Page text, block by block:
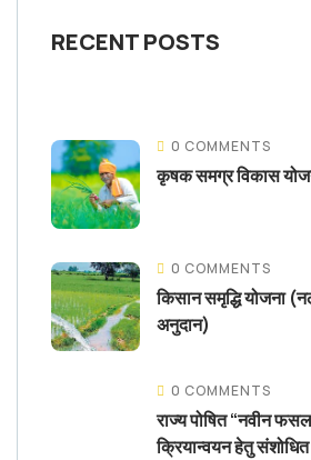
RECENT POSTS
0 COMMENTS
कृषक समग्र विकास
0 COMMENTS
किसान समृद्धि योजना
अनुदान)
0 COMMENTS
राज्य पोषित “नवीन
क्रियान्वयन हेतु संशोधित